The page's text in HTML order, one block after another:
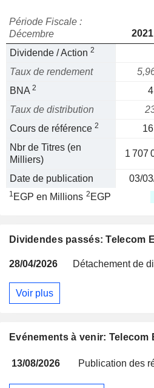
Période Fiscale :
Décembre
2021
Dividende / Action 2
Taux de rendement
BNA 2
Taux de distribution
Cours de référence 2
Nbr de Titres (en
Milliers)
1 707
Date de publication 03/
1 EGP en Millions 2 EGP
Dividendes passés: Telecom
28/04/2026 Détachement de
Voir plus
Evénements à venir: Telecom
13/08/2026 Publication des